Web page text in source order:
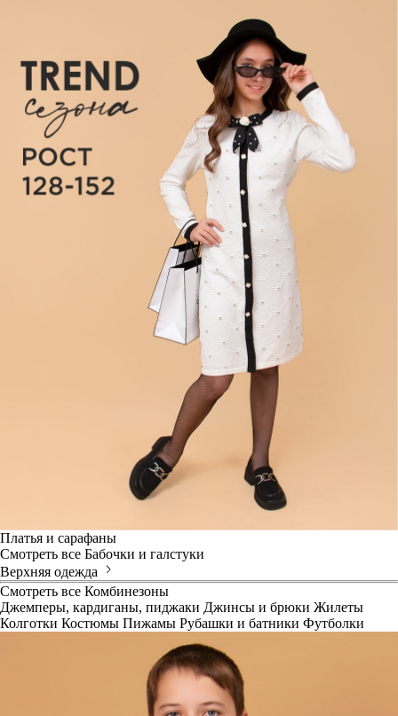
Платья и сарафаны
Смотреть все Бабочки и галстуки
Верхняя одежда
Смотреть все Комбинезоны
Джемперы, кардиганы, пиджаки Джинсы и брюки Жилеты
Колготки Костюмы Пижамы Рубашки и батники Футболки